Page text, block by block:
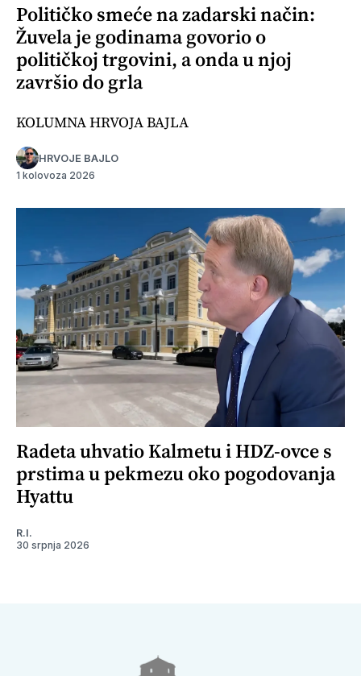
Političko smeće na zadarski način:
Žuvela je godinama govorio o
političkoj trgovini, a onda u njoj
završio do grla
KOLUMNA HRVOJA BAJLA
HRVOJE BAJLO
1 kolovoza 2026
Radeta uhvatio Kalmetu i HDZ-ovce s
prstima u pekmezu oko pogodovanja
Hyattu
R.I.
30 srpnja 2026